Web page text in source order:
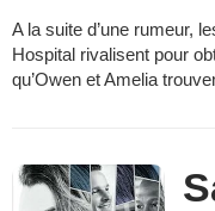
A la suite d’une rumeur,
Hospital rivalisent pour
qu’Owen et Amelia